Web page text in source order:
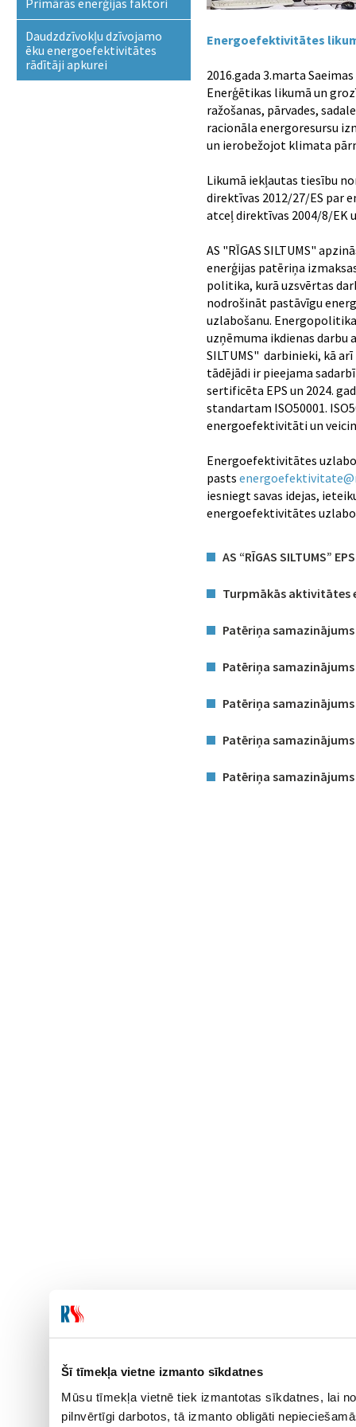
Šī tīmekļa vietne izmanto sīkdatnes
Mūsu tīmekļa vietnē tiek izmantotas sīkdatnes, lai
pilnvērtīgi darbotos, tā izmanto obligāti
Energoefektivitātes
2016.gada 3.marta
Enerģētikas likumā un
ražošanas, pārvades,
racionāla energoresursu
un ierobežojot klimata
Likumā iekļautas tiesību
direktīvas 2012/27/ES par
atceļ direktīvas 2004/8/EK
AS "RĪGAS SILTUMS"
enerģijas patēriņa
politika, kurā uzsvērtas
nodrošināt pastāvīgu
uzlabošanu.
uzņēmuma ikdienas darbu
SILTUMS" darbinieki, kā
tādējādi ir pieejama
sertificēta EPS un 2024.
standartam ISO50001.
energoefektivitāti un
Energoefektivitātes
pasts
iesniegt savas idejas,
energoefektivitātes
AS “RĪGAS SILTUMS”
Turpmākās
Patēriņa samazinājums
Patēriņa samazinājums
Patēriņa samazinājums
Patēriņa samazinājums
Patēriņa samazinājums
Primārās enerģijas faktori
Daudzdzīvokļu dzīvojamo
ēku energoefektivitātes
rādītāji apkurei